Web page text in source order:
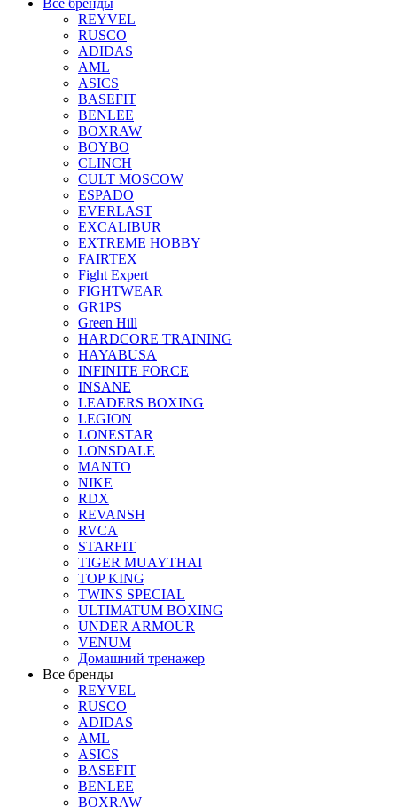
Все бренды
REYVEL
RUSCO
ADIDAS
AML
ASICS
BASEFIT
BENLEE
BOXRAW
BOYBO
CLINCH
CULT MOSCOW
ESPADO
EVERLAST
EXCALIBUR
EXTREME HOBBY
FAIRTEX
Fight Expert
FIGHTWEAR
GR1PS
Green Hill
HARDCORE TRAINING
HAYABUSA
INFINITE FORCE
INSANE
LEADERS BOXING
LEGION
LONESTAR
LONSDALE
MANTO
NIKE
RDX
REVANSH
RVCA
STARFIT
TIGER MUAYTHAI
TOP KING
TWINS SPECIAL
ULTIMATUM BOXING
UNDER ARMOUR
VENUM
Домашний тренажер
Все бренды
REYVEL
RUSCO
ADIDAS
AML
ASICS
BASEFIT
BENLEE
BOXRAW